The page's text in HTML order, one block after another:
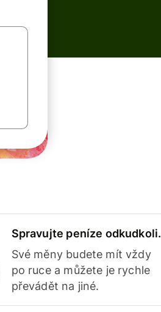
Spravujte peníze odkudkoli.
Své měny budete mít vždy
po ruce a můžete je rychle
převádět na jiné.